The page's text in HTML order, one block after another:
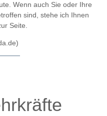
Wenn auch Sie oder Ihre
sind, stehe ich Ihnen
Seite.